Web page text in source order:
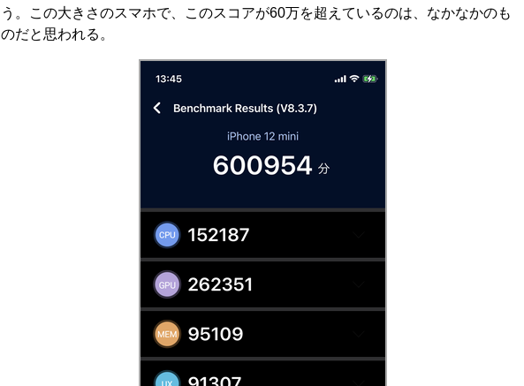
う。この大きさのスマホで、このスコアが60万を超えているのは、なかなかのも
のだと思われる。